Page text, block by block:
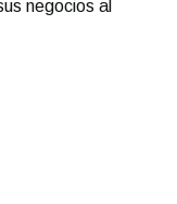
negocios al